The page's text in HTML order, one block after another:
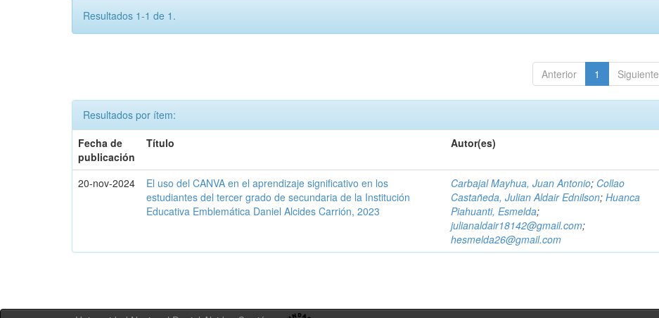
Resultados 1-1 de 1.
Anterior 1 Siguiente
Resultados por ítem:
Fecha de
publicación
Título Autor(es)
20-nov-2024
El uso del CANVA en el aprendizaje significativo en los
estudiantes del tercer grado de secundaria de la Institución
Educativa Emblemática Daniel Alcides Carrión, 2023
Carbajal Mayhua, Juan Antonio; Collao
Castañeda, Julian Aldair Ednilson;Huanca
Piahuanti, Esmelda;
julianaldair18142@gmail.com;
hesmelda26@gmail.com